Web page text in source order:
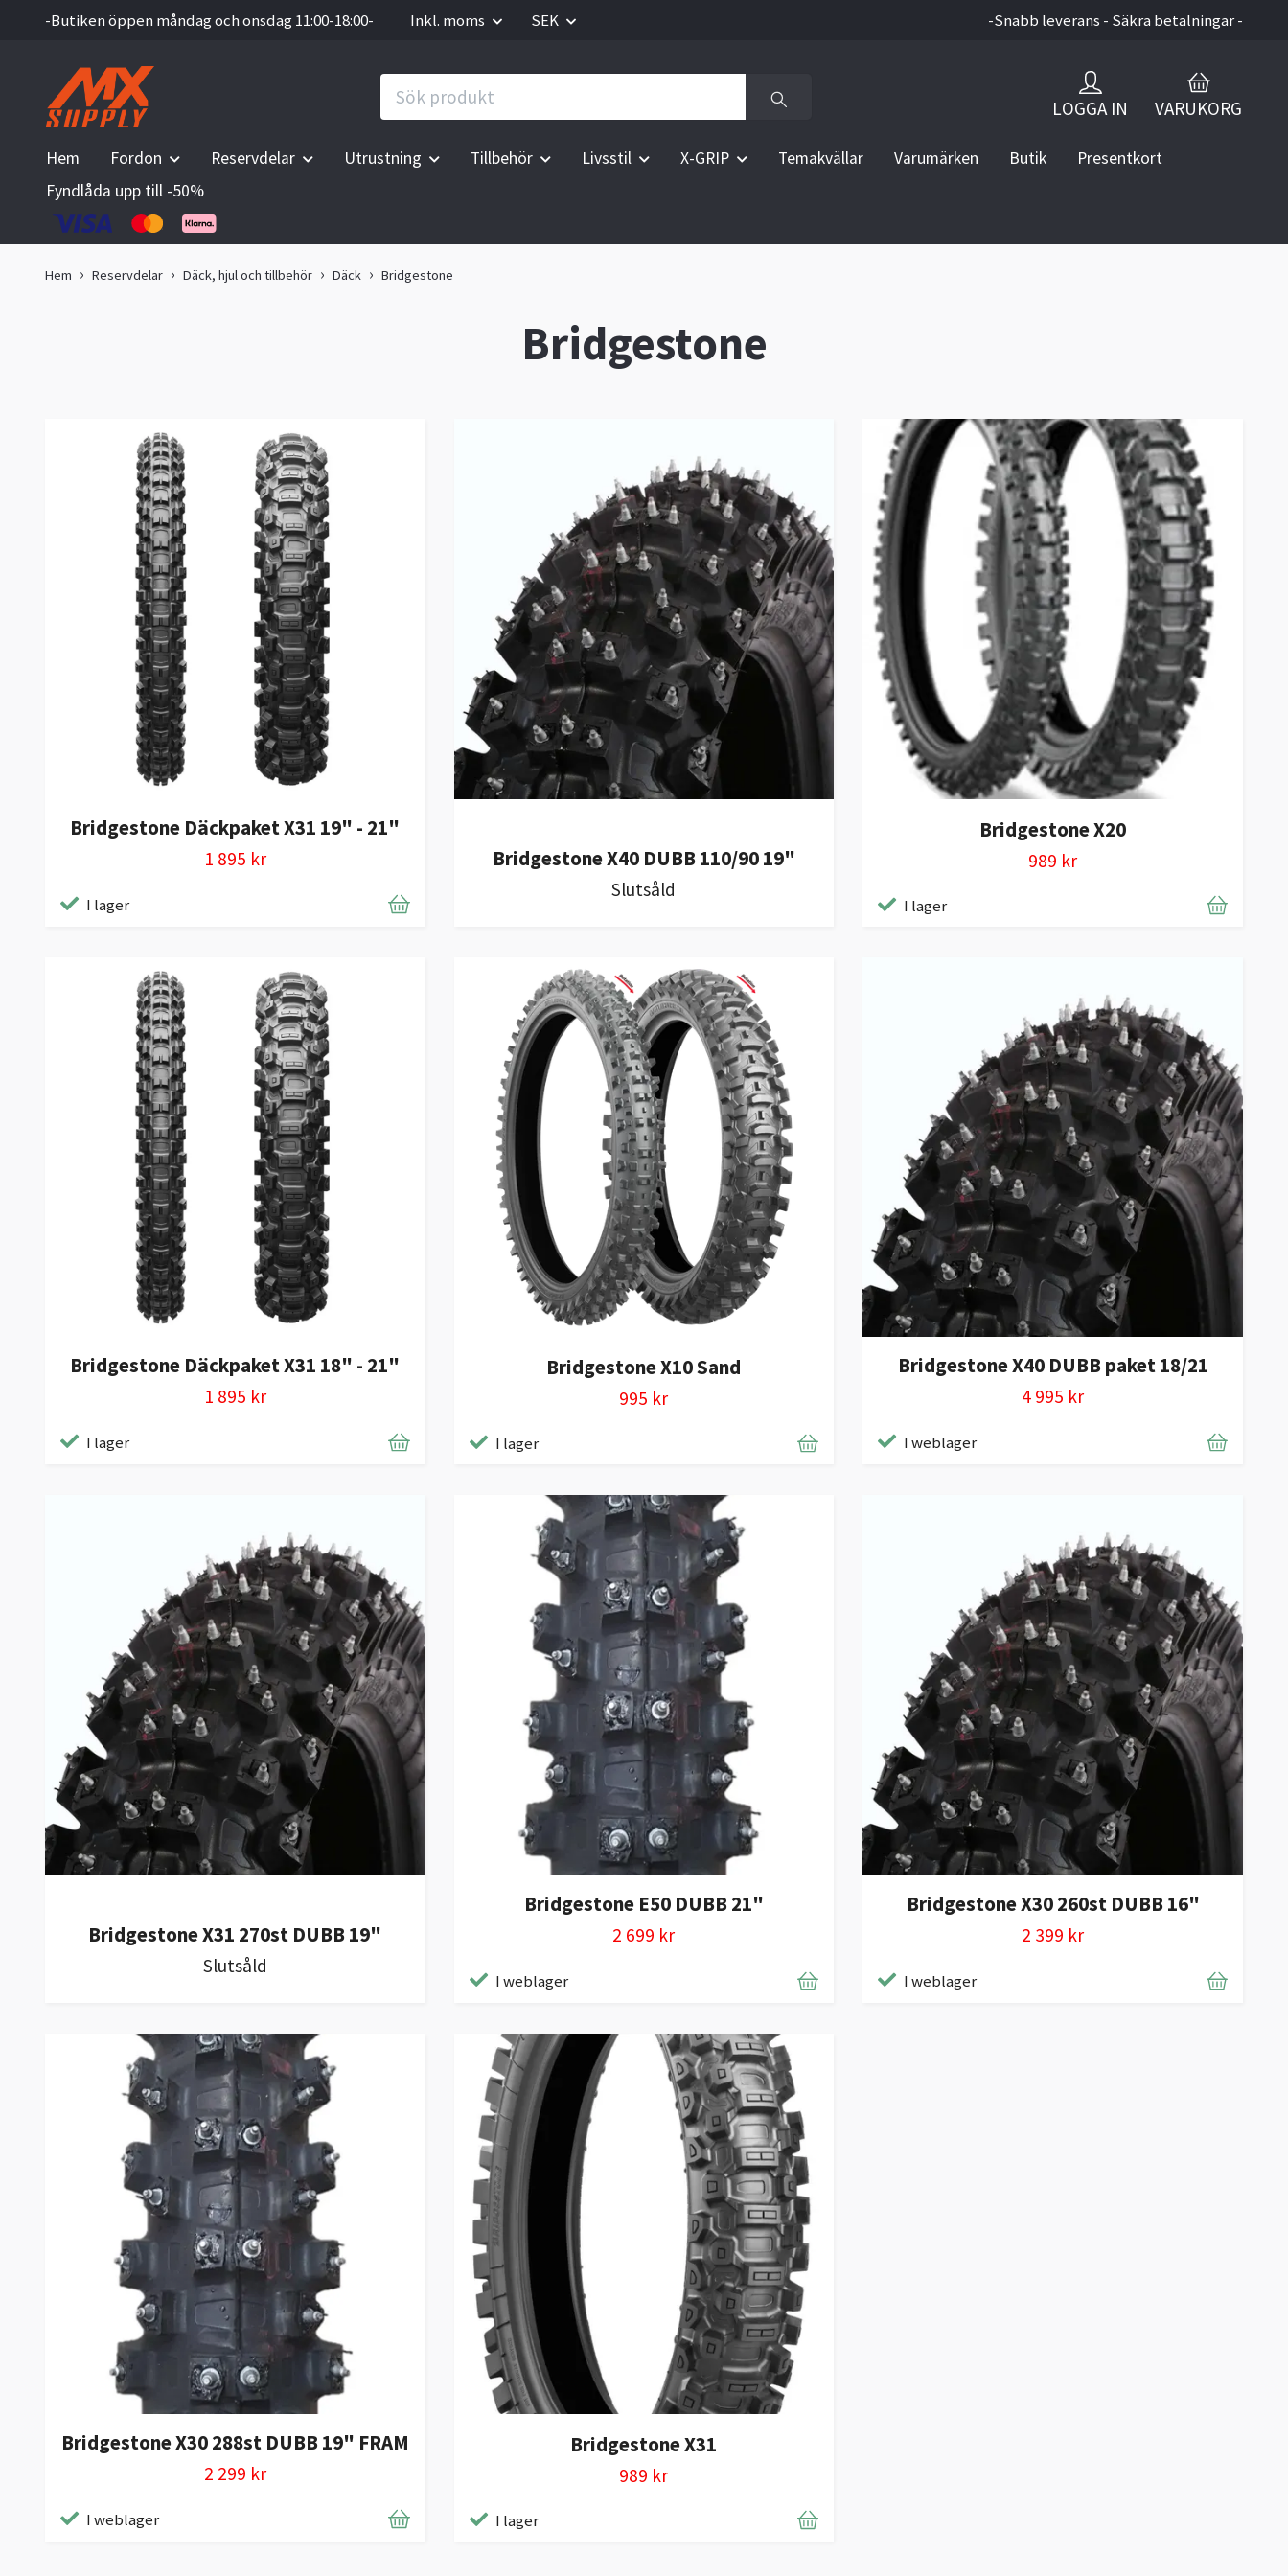
-Butiken öppen måndag och onsdag 11:00-18:00- Inkl. moms SEK -Snabb leverans - Säkra betalningar -
LOGGA IN VARUKORG
Hem Fordon Reservdelar Utrustning Tillbehör Livsstil X-GRIP Temakvällar Varumärken Butik
Presentkort
Fyndlåda upp till -50%
Hem Reservdelar Däck, hjul och tillbehör Däck Bridgestone
Bridgestone
Bridgestone Däckpaket X31 19" - 21"
1 895 kr
I lager
Bridgestone X40 DUBB 110/90 19"
Slutsåld
Bridgestone X20
989 kr
I lager
Bridgestone Däckpaket X31 18" - 21"
1 895 kr
I lager
Bridgestone X10 Sand
995 kr
I lager
Bridgestone X40 DUBB paket 18/21
4 995 kr
I weblager
Bridgestone X31 270st DUBB 19"
Slutsåld
Bridgestone E50 DUBB 21"
2 699 kr
I weblager
Bridgestone X30 260st DUBB 16"
2 399 kr
I weblager
Bridgestone X30 288st DUBB 19" FRAM
2 299 kr
I weblager
Bridgestone X31
989 kr
I lager